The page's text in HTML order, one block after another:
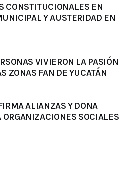
CONSTITUCIONALES EN
Y AUSTERIDAD EN
VIVIERON LA PASIÓN
ZONAS FAN DE YUCATÁN
ALIANZAS Y DONA
ORGANIZACIONES SOCIALES